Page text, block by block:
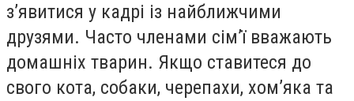
з’явитися у кадрі із найближчими
друзями. Часто членами сім’ї вважають
домашніх тварин. Якщо ставитеся до
свого кота, собаки, черепахи, хом’яка та